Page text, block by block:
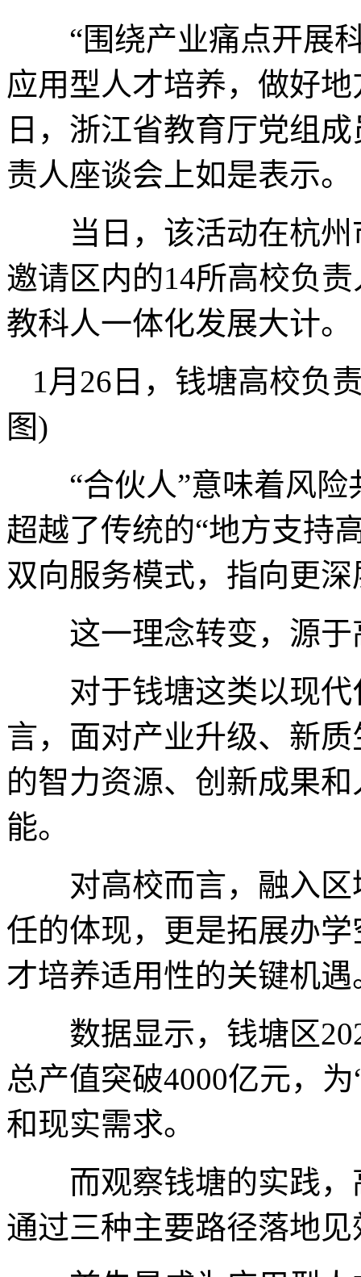
“围绕产业痛点开展科
应用型人才培养，做好地
日，浙江省教育厅党组
责人座谈会上如是表示。
当日，该活动在杭州
邀请区内的14所高校负
教科人一体化发展大计。
1月26日，钱塘高校负
图)
“合伙人”意味着风险
超越了传统的“地方支持
双向服务模式，指向更
这一理念转变，源于
对于钱塘这类以现代
言，面对产业升级、新
的智力资源、创新成果
能。
对高校而言，融入区
任的体现，更是拓展办
才培养适用性的关键机遇
数据显示，钱塘区
总产值突破4000亿元，
和现实需求。
而观察钱塘的实践，
通过三种主要路径落地见